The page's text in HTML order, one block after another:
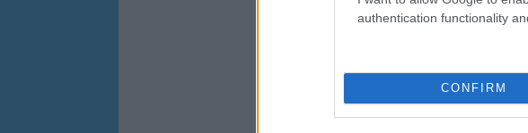
authentication functionality
CONFIRM
https://seoagenturzurich.org/hogyan-